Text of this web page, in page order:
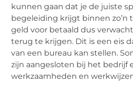
kunnen gaan dat je de juiste
begeleiding krijgt binnen zo’n
geld voor betaald dus
terug te krijgen. Dit is een eis
van een bureau kan stellen.
zijn aangesloten bij het bedrijf
werkzaamheden en